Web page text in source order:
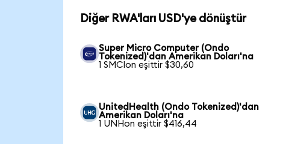
Diğer RWA'ları USD'ye dönüştür
Super Micro Computer (Ondo
Tokenized)'dan Amerikan Doları'na
1 SMCIon eşittir $30,60
UnitedHealth (Ondo Tokenized)'dan
Amerikan Doları'na
1 UNHon eşittir $416,44